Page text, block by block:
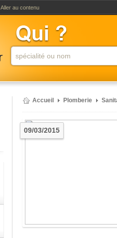
Aller au contenu
Accueil Plomberie
09/03/2015